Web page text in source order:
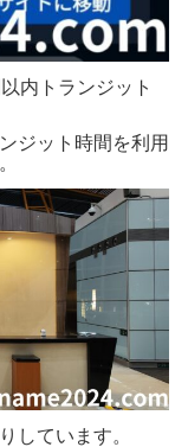
内トランジット
ジット時間を利用
しています。